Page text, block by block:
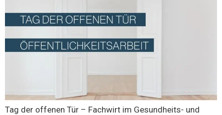
Tag der offenen Tür – Fachwirt im Gesundheits- und